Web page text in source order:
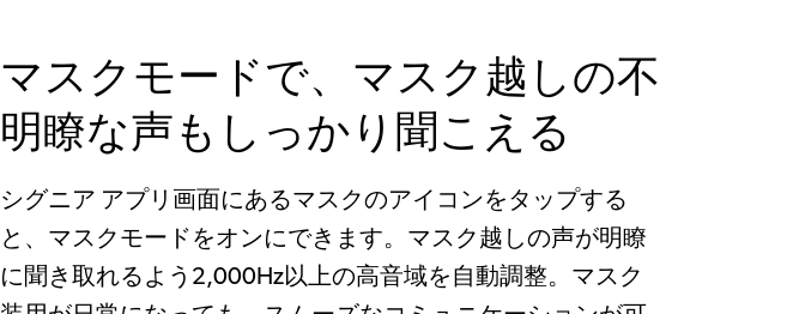
マスクモードで、マスク越しの不
明瞭な声もしっかり聞こえる
シグニア アプリ画面にあるマスクのアイコンをタップする
と、マスクモードをオンにできます。マスク越しの声が明瞭
に聞き取れるよう2,000Hz以上の高音域を自動調整。マスク